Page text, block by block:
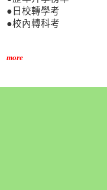
●日校轉學考
●校內轉科考
more